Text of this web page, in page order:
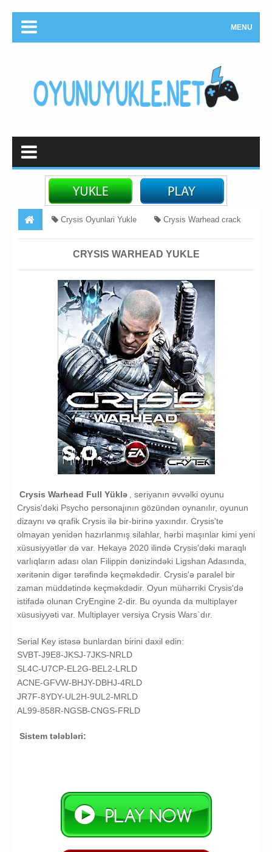
MENU
Crysis Oyunlari Yukle Crysis Warhead crack
CRYSIS WARHEAD YUKLE
Crysis Warhead Full Yüklə , seriyanın əvvəlki oyunu
Crysis'dəki Psycho personajının gözündən oynanılır, oyunun
dizaynı və qrafik Crysis ilə bir-birinə yaxındır. Crysis'te
olmayan yenidən hazırlanmış silahlar, hərbi maşınlar kimi yeni
xüsusiyyətlər də var. Hekayə 2020 ilində Crysis'dəki maraqlı
varlıqların adası olan Filippin dənizindəki Ligshan Adasında,
xəritənin digər tərəfində keçməkdədir. Crysis'ə paralel bir
zaman müddətində keçməkdədir. Oyun mühərriki Crysis'də
istifadə olunan CryEngine 2-dir. Bu oyunda da multiplayer
xüsusiyyəti var. Multiplayer versiya Crysis Wars`dır.
Serial Key istəsə bunlardan birini daxil edin:
SVBT-J9E8-JKSJ-7JKS-NRLD
SL4C-U7CP-EL2G-BEL2-LRLD
ACNE-GFVW-BHJY-DBHJ-4RLD
JR7F-8YDY-UL2H-9UL2-MRLD
AL99-858R-NGSB-CNGS-FRLD
Sistem tələbləri: